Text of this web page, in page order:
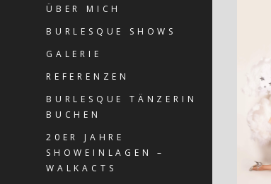
ÜBER MICH
BURLESQUE SHOWS
GALERIE
REFERENZEN
BURLESQUE TÄNZERIN
BUCHEN
20ER JAHRE
SHOWEINLAGEN –
WALKACTS